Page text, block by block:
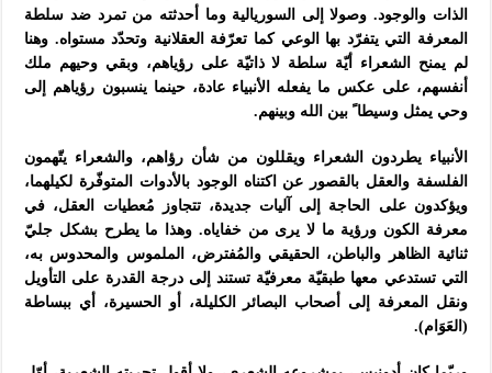
الذات والوجود. وصولا إلى السوريالية وما أحدثته من تمرد ضد سلطة
المعرفة التي يتفرّد بها الوعي كما تعرّفة العقلانية وتحدّد مستواه. وهنا
لم يمنح الشعراء أيّة سلطة لا ذاتيّة على رؤياهم، وبقي وحيهم ملك
أنفسهم، على عكس ما يفعله الأنبياء عادة، حينما ينسبون رؤياهم إلى
وحي يمثل وسيطا ً بين الله وبينهم.
الأنبياء يطردون الشعراء ويقللون من شأن رؤاهم، والشعراء يتّهمون
الفلسفة والعقل بالقصور عن اكتناه الوجود بالأدوات المتوفّرة لكيلهما،
ويؤكدون على الحاجة إلى آليات جديدة، تتجاوز مُعطيات العقل، في
معرفة الكون ورؤية ما لا يرى من خفاياه. وهذا ما يطرح بشكل جليّ
ثنائية الظاهر والباطن، الحقيقي والمُفترض، الملموس والمحدوس به،
التي تستدعي معها طبقيّة معرفيّة تستند إلى درجة القدرة على التأويل
ونقل المعرفة إلى أصحاب البصائر الكليلة، أو الحسيرة، أي ببساطة
(العَوَام).